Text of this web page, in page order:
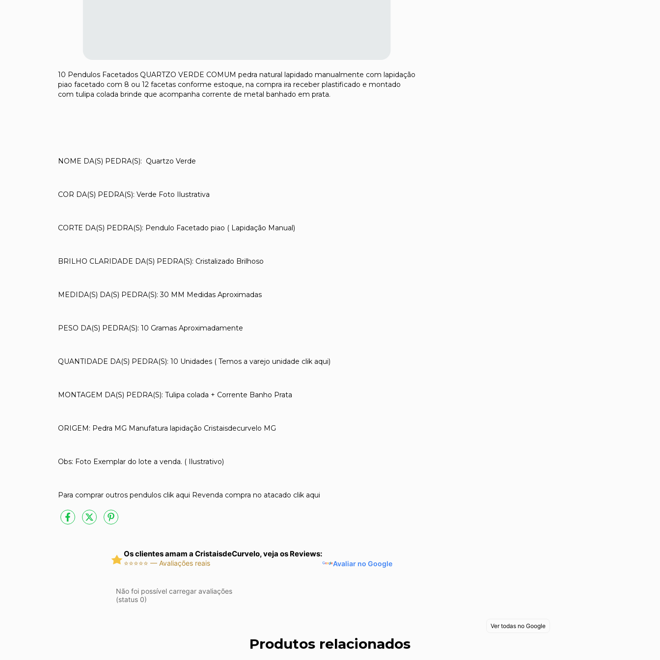
10 Pendulos Facetados QUARTZO VERDE COMUM pedra natural lapidado manualmente com lapidação
piao facetado com 8 ou 12 facetas conforme estoque, na compra ira receber plastificado e montado
com tulipa colada brinde que acompanha corrente de metal banhado em prata.
NOME DA(S) PEDRA(S): Quartzo Verde
COR DA(S) PEDRA(S): Verde Foto Ilustrativa
CORTE DA(S) PEDRA(S): Pendulo Facetado piao ( Lapidação Manual)
BRILHO CLARIDADE DA(S) PEDRA(S): Cristalizado Brilhoso
MEDIDA(S) DA(S) PEDRA(S): 30 MM Medidas Aproximadas
PESO DA(S) PEDRA(S): 10 Gramas Aproximadamente
QUANTIDADE DA(S) PEDRA(S): 10 Unidades ( Temos a varejo unidade clik aqui)
MONTAGEM DA(S) PEDRA(S): Tulipa colada + Corrente Banho Prata
ORIGEM: Pedra MG Manufatura lapidação Cristaisdecurvelo MG
Obs: Foto Exemplar do lote a venda. ( Ilustrativo)
Para comprar outros pendulos clik aqui Revenda compra no atacado clik aqui
Os clientes amam a CristaisdeCurvelo, veja os Reviews:
⭐⭐⭐⭐⭐ — Avaliações reais Avaliar no Google
Não foi possível carregar avaliações
(status 0)
Ver todas no Google
Produtos relacionados